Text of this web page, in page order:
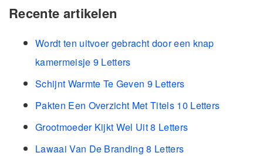
Recente artikelen
Wordt ten uitvoer gebracht door een knap
kamermeisje 9 Letters
Schijnt Warmte Te Geven 9 Letters
Pakten Een Overzicht Met Titels 10 Letters
Grootmoeder Kijkt Wel Uit 8 Letters
Lawaai Van De Branding 8 Letters